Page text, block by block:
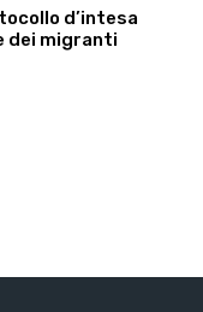
d’intesa
dei migranti